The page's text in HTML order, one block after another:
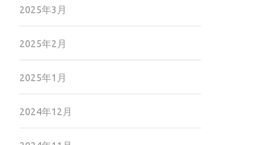
2025年3月
2025年2月
2025年1月
2024年12月